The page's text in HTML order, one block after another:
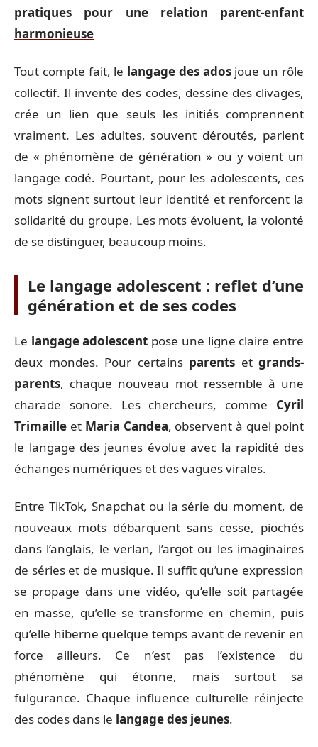
pratiques pour une relation parent-enfant
harmonieuse
Tout compte fait, le langage des adosjoue un rôle
collectif. Il invente des codes, dessine des clivages,
crée un lien que seuls les initiés comprennent
vraiment. Les adultes, souvent déroutés, parlent
de « phénomène de génération » ou y voient un
langage codé. Pourtant, pour les adolescents, ces
mots signent surtout leur identité et renforcent la
solidarité du groupe. Les mots évoluent, la volonté
de se distinguer, beaucoup moins.
Le langage adolescent : reflet d’une
génération et de ses codes
Le langage adolescent pose une ligne claire entre
deux mondes. Pour certains parents et grands-
parents, chaque nouveau mot ressemble à une
charade sonore. Les chercheurs, comme Cyril
Trimaille et Maria Candea, observent à quel point
le langage des jeunes évolue avec la rapidité des
échanges numériques et des vagues virales.
Entre TikTok, Snapchat ou la série du moment, de
nouveaux mots débarquent sans cesse, piochés
dans l’anglais, le verlan, l’argot ou les imaginaires
de séries et de musique. Il suffit qu’une expression
se propage dans une vidéo, qu’elle soit partagée
en masse, qu’elle se transforme en chemin, puis
qu’elle hiberne quelque temps avant de revenir en
force ailleurs. Ce n’est pas l’existence du
phénomène qui étonne, mais surtout sa
fulgurance. Chaque influence culturelle réinjecte
des codes dans le langage des jeunes.